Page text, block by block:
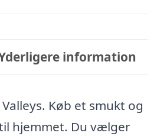
information
Køb et smukt og
hjemmet. Du vælger